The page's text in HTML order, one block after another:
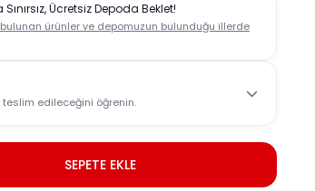
Sınırsız, Ücretsiz Depoda Beklet!
ürünler ve depomuzun bulunduğu illerde
edileceğini öğrenin.
SEPETE EKLE